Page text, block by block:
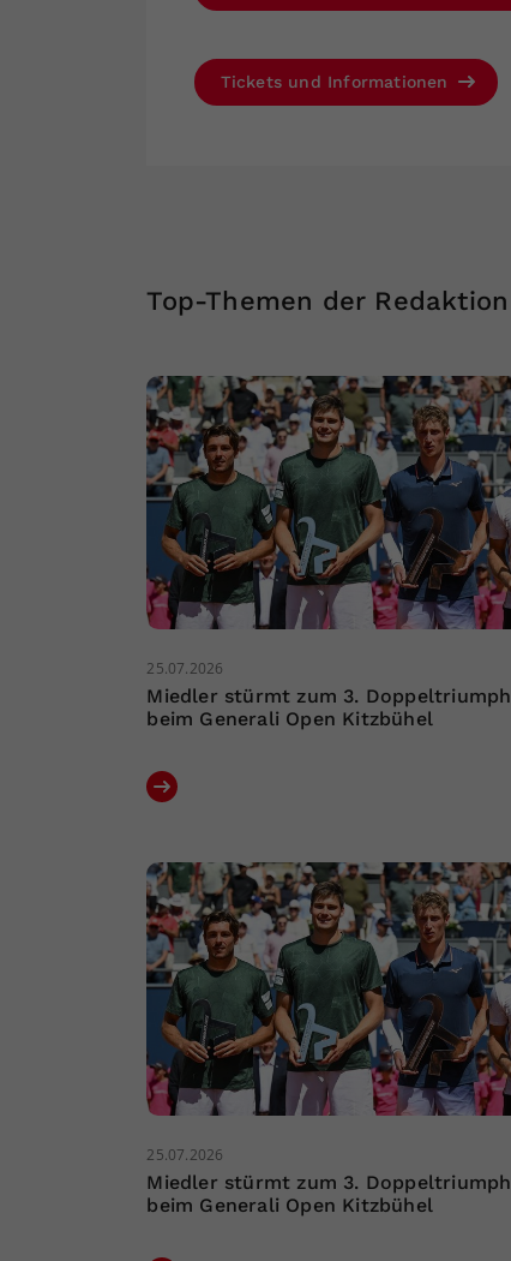
Tickets und Informationen
Top-Themen der Redaktion
25.07.2026
Miedler stürmt zum 3. Doppeltriumph
beim Generali Open Kitzbühel
25.07.2026
Miedler stürmt zum 3. Doppeltriumph
beim Generali Open Kitzbühel